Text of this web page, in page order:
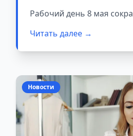
Рабочий день 8 мая
Читать далее →
Новости